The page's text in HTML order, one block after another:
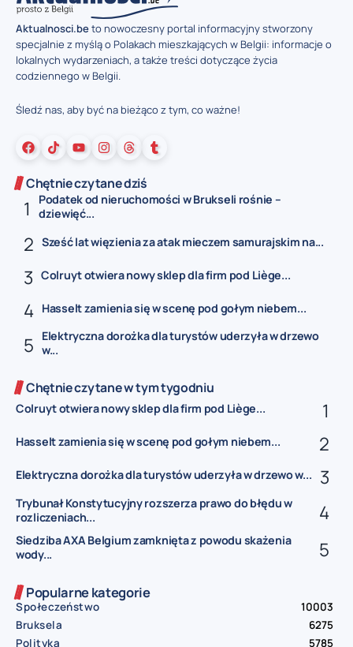
Aktualnosci.beto nowoczesny portal informacyjny stworzony
specjalnie z myślą o Polakach mieszkających w Belgii: informacje o
lokalnych wydarzeniach, a także treści dotyczące życia
codziennego w Belgii.
Śledź nas, aby być na bieżąco z tym, co ważne!
Chętnie czytane dziś
Podatek od nieruchomości w Brukseli rośnie –
dziewięć...
Sześć lat więzienia za atak mieczem samurajskim na...
Colruyt otwiera nowy sklep dla firm pod Liège...
Hasselt zamienia się w scenę pod gołym niebem...
Elektryczna dorożka dla turystów uderzyła w drzewo
w...
Chętnie czytane w tym tygodniu
Colruyt otwiera nowy sklep dla firm pod Liège...
Hasselt zamienia się w scenę pod gołym niebem...
Elektryczna dorożka dla turystów uderzyła w drzewo w...
Trybunał Konstytucyjny rozszerza prawo do błędu w
rozliczeniach...
Siedziba AXA Belgium zamknięta z powodu skażenia
wody...
Popularne kategorie
Społeczeństwo
10003
Bruksela
6275
Polityka
5785